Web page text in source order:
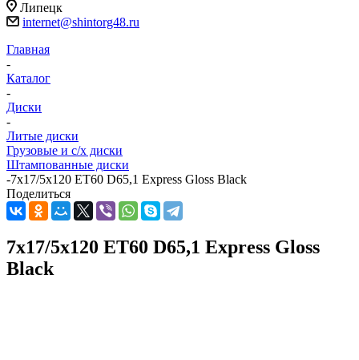
Липецк
internet@shintorg48.ru
Главная
-
Каталог
-
Диски
-
Литые диски
Грузовые и с/х диски
Штампованные диски
-7x17/5x120 ET60 D65,1 Express Gloss Black
Поделиться
7x17/5x120 ET60 D65,1 Express Gloss
Black